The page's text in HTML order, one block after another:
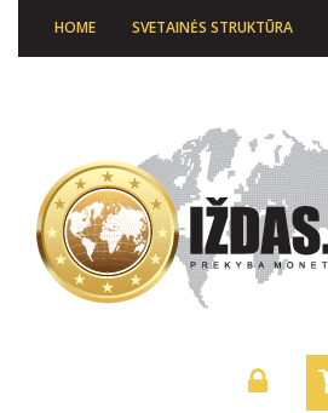
HOME SVETAINĖS STRUKTŪRA